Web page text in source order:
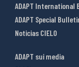
ADAPT International
ADAPT Special
Noticias CIELO
ADAPT sui media